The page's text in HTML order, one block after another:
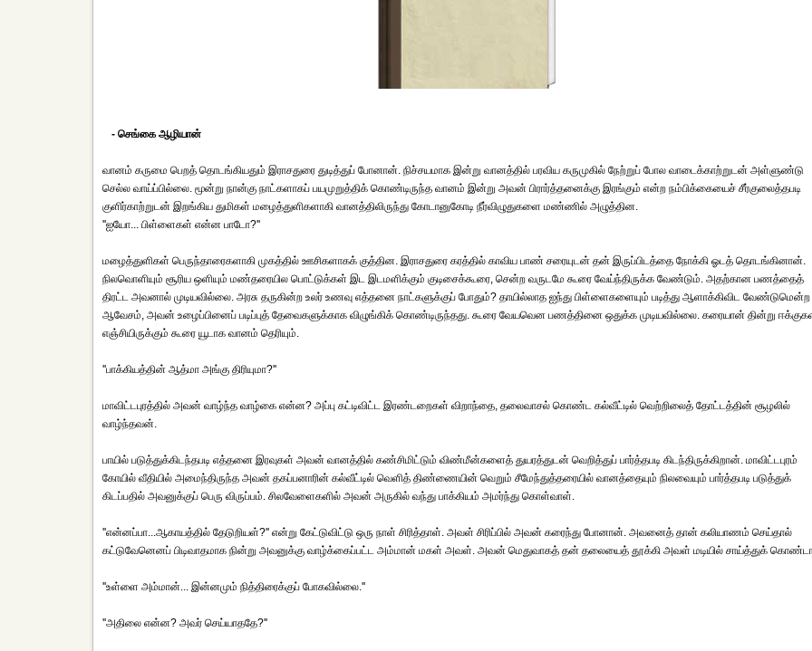
- செங்கை ஆழியான்
வானம் கருமை பெறத் தொடங்கியதும் இராசதுரை துடித்துப் போனான். நிச்சயமாக இன்று வானத்தில் பரவிய கருமுகில் நேற்றுப் போல வாடைக்காற்றுடன் அள்ளுண்டு
செல்ல வாய்ப்பில்லை. மூன்று நான்கு நாட்களாகப் பயமுறுத்திக் கொண்டிருந்த வானம் இன்று அவன் பிரார்த்தனைக்கு இரங்கும் என்ற நம்பிக்கையைச் சீர்குலைத்தபடி
குளிர்காற்றுடன் இறங்கிய துமிகள் மழைத்துளிகளாகி வானத்திலிருந்து கோடானுகோடி நீர்விழுதுகளை மண்ணில் அழுத்தின.
''ஐயோ... பிள்ளைகள் என்ன பாடோ?''
மழைத்துளிகள் பெருந்தாரைகளாகி முகத்தில் ஊசிகளாகக் குத்தின. இராசதுரை கரத்தில் காவிய பாண் சரையுடன் தன் இருப்பிடத்தை நோக்கி ஓடத் தொடங்கினான்.
நிலவொளியும் சூரிய ஒளியும் மண்தரையில பொட்டுக்கள் இட இடமளிக்கும் குடிசைக்கூரை, சென்ற வருடமே கூரை வேய்ந்திருக்க வேண்டும். அதற்கான பணத்தைத்
திரட்ட அவனால் முடியவில்லை. அரசு தருகின்ற உலர் உணவு எத்தனை நாட்களுக்குப் போதும்? தாயில்லாத ஐந்து பிள்ளைகளையும் படித்து ஆளாக்கிவிட வேண்டுமென்ற
ஆவேசம், அவன் உழைப்பினைப் படிப்புத் தேவைகளுக்காக விழுங்கிக் கொண்டிருந்தது. கூரை வேயவென பணத்தினை ஒதுக்க முடியவில்லை. கரையான் தின்று
எஞ்சியிருக்கும் கூரை யூடாக வானம் தெரியும்.
''பாக்கியத்தின் ஆத்மா அங்கு திரியுமா?''
மாவிட்டபுரத்தில் அவன் வாழ்ந்த வாழ்கை என்ன? அப்பு கட்டிவிட்ட இரண்டறைகள் விறாந்தை, தலைவாசல் கொண்ட கல்வீட்டில் வெற்றிலைத் தோட்டத்தின் சூழலில்
வாழ்ந்தவன்.
பாயில் படுத்துக்கிடந்தபடி எத்தனை இரவுகள் அவன் வானத்தில் கண்சிமிட்டும் விண்மீன்களைத் துயரத்துடன் வெறித்துப் பார்த்தபடி கிடந்திருக்கிறான். மாவிட்டபுரம்
கோயில் வீதியில் அமைந்திருந்த அவன் தகப்பனாரின் கல்வீட்டில் வெளித் திண்ணையின் வெறும் சீமேந்துத்தரையில் வானத்தையும் நிலவையும் பார்த்தபடி படுத்துக்
கிடப்பதில் அவனுக்குப் பெரு விருப்பம். சிலவேளைகளில் அவன் அருகில் வந்து பாக்கியம் அமர்ந்து கொள்வாள்.
''என்னப்பா...ஆகாயத்தில் தேடுறியள்?'' என்று கேட்டுவிட்டு ஒரு நாள் சிரித்தாள். அவள் சிரிப்பில் அவன் கரைந்து போனான். அவனைத் தான் கலியாணம் செய்தால்
கட்டுவேனெனப் பிடிவாதமாக நின்று அவனுக்கு வாழ்க்கைப்பட்ட அம்மான் மகள் அவள். அவன் மெதுவாகத் தன் தலையைத் தூக்கி அவள் மடியில் சாய்த்துக்
''உள்ளை அம்மான்... இன்னமும் நித்திரைக்குப் போகவில்லை.''
''அதிலை என்ன? அவர் செய்யாததே?''